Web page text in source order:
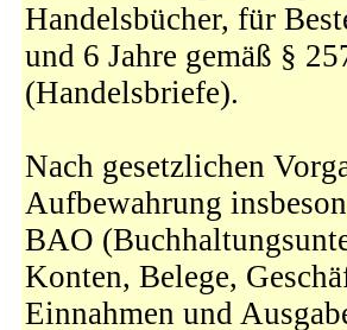
Handelsbücher, für
und 6 Jahre gemäß §
(Handelsbriefe).
Nach gesetzlichen
Aufbewahrung
BAO
Konten, Belege,
Einnahmen und